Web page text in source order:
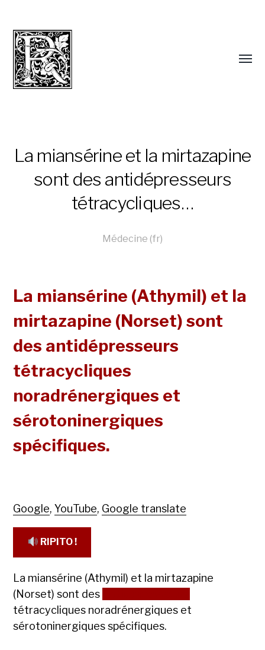
La miansérine et la mirtazapine
sont des antidépresseurs
tétracycliques…
Médecine (fr)
La miansérine (Athymil) et la
mirtazapine (Norset) sont
des antidépresseurs
tétracycliques
noradrénergiques et
sérotoninergiques
spécifiques.
Google,YouTube, Google translate
RIPITO !
La miansérine (Athymil) et la mirtazapine
(Norset) sont des
tétracycliques noradrénergiques et
sérotoninergiques spécifiques.